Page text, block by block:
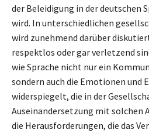
der Beleidigung in der deutschen
wird. In unterschiedlichen
wird zunehmend darüber
respektlos oder gar verletzend
wie Sprache nicht nur ein
sondern auch die Emotionen und
widerspiegelt, die in der
Auseinandersetzung mit solchen
die Herausforderungen, die das